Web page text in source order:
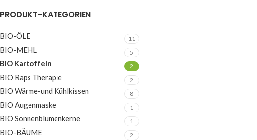
PRODUKT-KATEGORIEN
BIO-ÖLE 11
BIO-MEHL 5
BIO Kartoffeln 2
BIO Raps Therapie 2
BIO Wärme-und Kühlkissen 8
BIO Augenmaske 1
BIO Sonnenblumenkerne 1
BIO-BÄUME 2